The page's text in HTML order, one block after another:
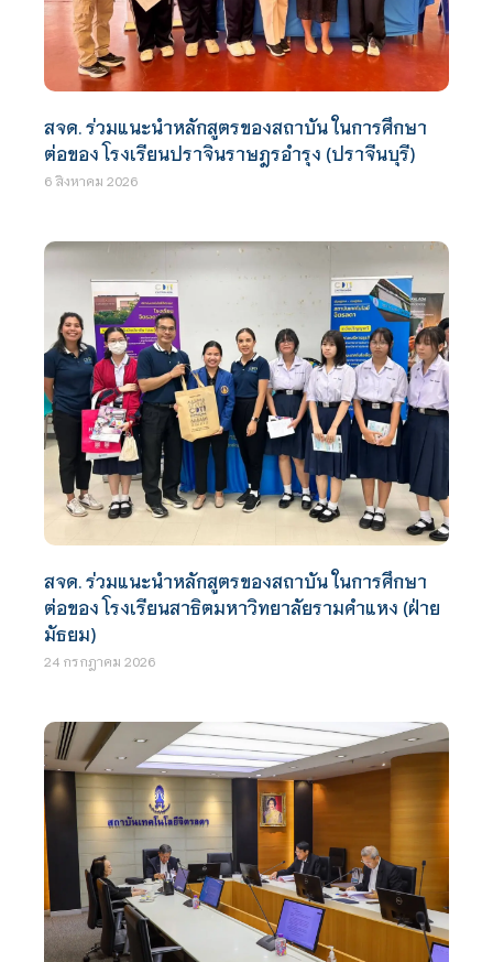
สจด. ร่วมแนะนำหลักสูตรของสถาบัน ในการศึกษา
ต่อของ โรงเรียนปราจินราษฎรอำรุง (ปราจีนบุรี)
6 สิงหาคม 2026
สจด. ร่วมแนะนำหลักสูตรของสถาบัน ในการศึกษา
ต่อของ โรงเรียนสาธิตมหาวิทยาลัยรามคำแหง (ฝ่าย
มัธยม)
24 กรกฎาคม 2026